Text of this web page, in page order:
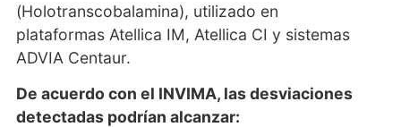
(Holotranscobalamina), utilizado en
plataformas Atellica IM, Atellica CI y sistemas
ADVIA Centaur.
De acuerdo con el INVIMA, las desviaciones
detectadas podrían alcanzar: